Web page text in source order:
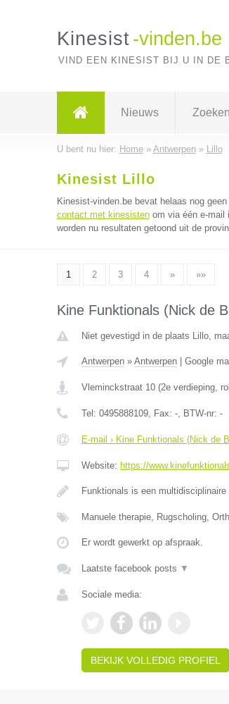
Kinesist -vinden.be
VIND EEN KINESIST BIJ U IN DE
Nieuws Zoeken
U bent nu hier: Home» Antwerpen» Lillo
Kinesist Lillo
Kinesist-vinden.be bevat helaas nog geen
contact met kinesistenom via één e-mail
worden nu resultaten getoond uit de
1 2 3 4 » »»
Kine Funktionals (Nick de
Niet gevestigd in de plaats Lillo,
Antwerpen» Antwerpen| Google
Vleminckstraat 10 (2e verdieping,
Tel: 0495888109, Fax: -, BTW-nr: -
E-mail › Kine Funktionals (Nick de
Website: https://
Funktionals is een multidisciplinaire
Manuele therapie, Rugscholing,
Er wordt gewerkt op afspraak.
Laatste facebook posts ▼
Sociale media:
BEKIJK VOLLEDIG PROFIEL